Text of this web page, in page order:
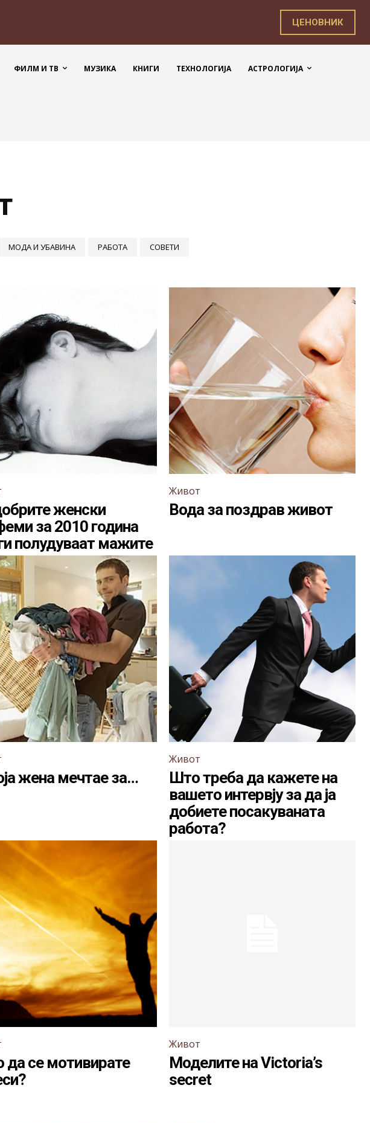
ЦЕНОВНИК
ФИЛМ И ТВ МУЗИКА КНИГИ ТЕХНОЛОГИЈА АСТРОЛОГИЈА
МОДА И УБАВИНА РАБОТА СОВЕТИ
женски
за 2010 година
полудуваат мажите
Живот
Вода за поздрав живот
жена мечтае за…
Живот
Што треба да кажете на
вашето интервју за да ја
добиете посакуваната
работа?
да се мотивирате
Живот
Моделите на Victoria’s
secret